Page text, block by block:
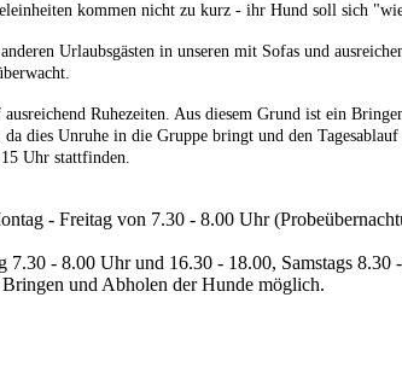
kommen nicht zu kurz - ihr Hund soll sich
Urlaubsgästen in unseren mit Sofas und
Ruhezeiten. Aus diesem Grund ist ein
dies Unruhe in die Gruppe bringt und den
Uhr stattfinden.
- Freitag von 7.30 - 8.00 Uhr
7.30 - 8.00 Uhr und 16.30 - 18.00, Samstags
und Abholen der Hunde möglich.